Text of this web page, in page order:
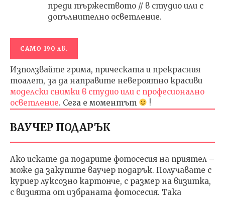
преди тържеството // в студио или с
допълнително осветление.
САМО 190 лв.
Използвайте грима, прическата и прекрасния
тоалет, за да направите невероятно красиви
моделски снимки в студио или с професионално
осветление. Сега е моментът !
ВАУЧЕР ПОДАРЪК
Ако искате да подарите фотосесия на приятел –
може да закупите ваучер подарък. Получавате с
куриер луксозно картонче, с размер на визитка,
с визията от избраната фотосесия. Така